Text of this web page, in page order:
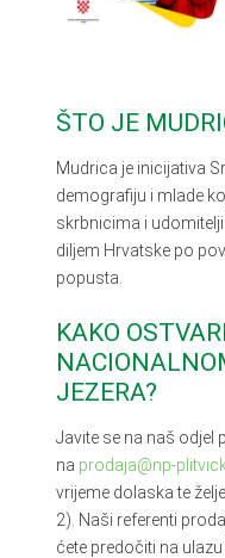
ŠTO JE
Mudrica je inicijativa
demografiju i mlade
skrbnicima i
diljem Hrvatske po
popusta.
KAKO
JEZERA?
Javite se na naš odjel
na prodaja@np-
vrijeme dolaska te
2). Naši referenti
ćete predočiti na